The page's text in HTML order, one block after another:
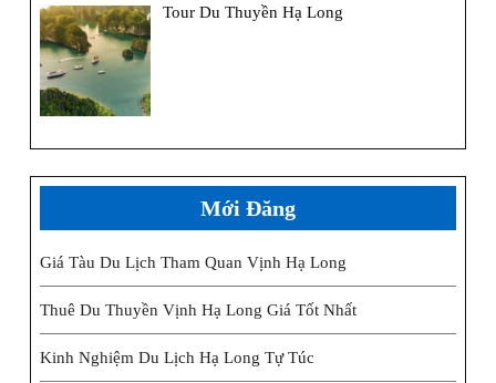
Tour Du Thuyền Hạ Long
Mới Đăng
Giá Tàu Du Lịch Tham Quan Vịnh Hạ Long
Thuê Du Thuyền Vịnh Hạ Long Giá Tốt Nhất
Kinh Nghiệm Du Lịch Hạ Long Tự Túc